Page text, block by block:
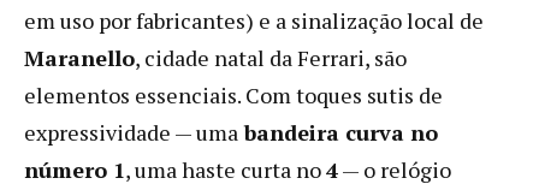
em uso por fabricantes) e a sinalização local de
Maranello, cidade natal da Ferrari, são
elementos essenciais. Com toques sutis de
expressividade — umabandeira curva no
número 1, uma haste curta no4— o relógio